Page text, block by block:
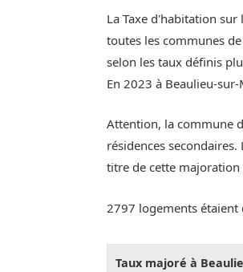
La Taxe d'habitation sur
toutes les communes
selon les taux définis
En 2023 à Beaulieu-
Attention, la commune
résidences
titre de cette
2797 logements étaient
Taux majoré à